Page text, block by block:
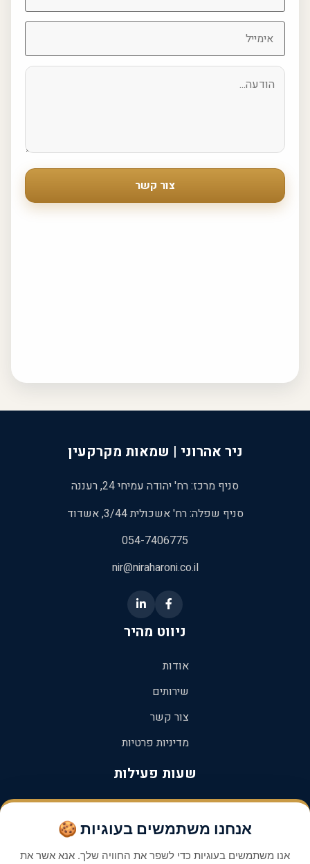
צור קשר
ניר אהרוני | שמאות מקרקעין
סניף מרכז: רח' יהודה עמיחי 24, רעננה
סניף שפלה: רח' אשכולית 3/44, אשדוד
054-7406775
nir@niraharoni.co.il
ניווט מהיר
אודות
שירותים
צור קשר
מדיניות פרטיות
שעות פעילות
א'-ה': 08:00 - 18:00
ו': 08:00 - 12:00
אנחנו משתמשים בעוגיות 🍪
אנו משתמשים בעוגיות כדי לשפר את החוויה שלך. אנא אשר את